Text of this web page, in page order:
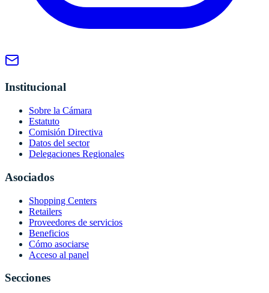
Institucional
Sobre la Cámara
Estatuto
Comisión Directiva
Datos del sector
Delegaciones Regionales
Asociados
Shopping Centers
Retailers
Proveedores de servicios
Beneficios
Cómo asociarse
Acceso al panel
Secciones